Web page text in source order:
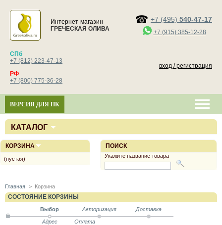
Интернет-магазин
ГРЕЧЕСКАЯ ОЛИВА
+7 (495) 540-47-17
+7 (915) 385-12-28
СПб
+7 (812) 223-47-13
РФ
+7 (800) 775-36-28
вход / регистрация
ВЕРСИЯ ДЛЯ ПК
КАТАЛОГ
Главная > Корзина
СОСТОЯНИЕ КОРЗИНЫ
Выбор Авторизация Доставка
Адрес Оплата
ПОИСК
Укажите название товара
КОРЗИНА
(пустая)